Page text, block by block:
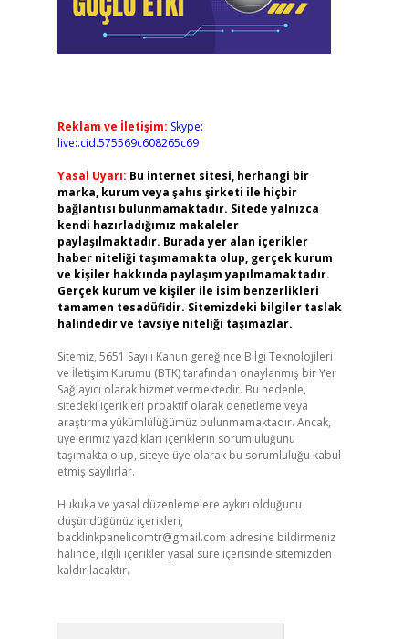
Reklam ve İletişim: Skype:
live:.cid.575569c608265c69
Yasal Uyarı: Bu internet sitesi, herhangi bir
marka, kurum veya şahıs şirketi ile hiçbir
bağlantısı bulunmamaktadır. Sitede yalnızca
kendi hazırladığımız makaleler
paylaşılmaktadır. Burada yer alan içerikler
haber niteliği taşımamakta olup, gerçek kurum
ve kişiler hakkında paylaşım yapılmamaktadır.
Gerçek kurum ve kişiler ile isim benzerlikleri
tamamen tesadüfidir. Sitemizdeki bilgiler taslak
halindedir ve tavsiye niteliği taşımazlar.
Sitemiz, 5651 Sayılı Kanun gereğince Bilgi Teknolojileri
ve İletişim Kurumu (BTK) tarafından onaylanmış bir Yer
Sağlayıcı olarak hizmet vermektedir. Bu nedenle,
sitedeki içerikleri proaktif olarak denetleme veya
araştırma yükümlülüğümüz bulunmamaktadır. Ancak,
üyelerimiz yazdıkları içeriklerin sorumluluğunu
taşımakta olup, siteye üye olarak bu sorumluluğu kabul
etmiş sayılırlar.
Hukuka ve yasal düzenlemelere aykırı olduğunu
düşündüğünüz içerikleri,
backlinkpanelicomtr@gmail.com adresine bildirmeniz
halinde, ilgili içerikler yasal süre içerisinde sitemizden
kaldırılacaktır.